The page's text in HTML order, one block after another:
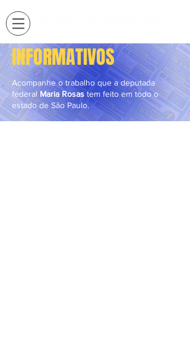
INFORMATIVOS
Acompanhe o trabalho que a deputada
federal Maria Rosas tem feito em todo o
estado de São Paulo.